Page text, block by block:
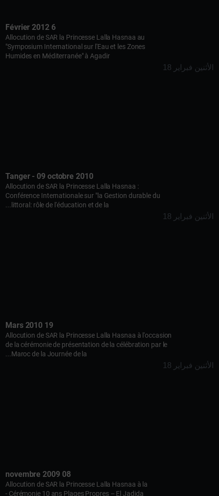
6 Février 2012
Allocution de SAR la Princesse Lalla Hasnaa au
"Symposium International sur l'Eau et les Zones
Humides en Méditerranée" à Agadir
الأثنين فبراير 18
Tanger - 09 octobre 2010
Allocution de SAR la Princesse Lalla Hasnaa :
Conférence Internationale sur "la Gestion durable du
littoral: rôle de l'éducation et de la...
الأثنين فبراير 18
19 Mars 2010
Allocution de SAR la Princesse Lalla Hasnaa à l'occasion
de la cérémonie de présentation de la célébration par le
Maroc de la Journée de la...
الأثنين فبراير 18
08 novembre 2009
Allocution de SAR la Princesse Lalla Hasnaa à la
Cérémonie 10 ans Plages Propres – El Jadida -